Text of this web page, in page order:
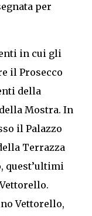
per
in cui gli
il Prosecco
della
Mostra. In
il Palazzo
Terrazza
quest’ultimi
Vettorello,